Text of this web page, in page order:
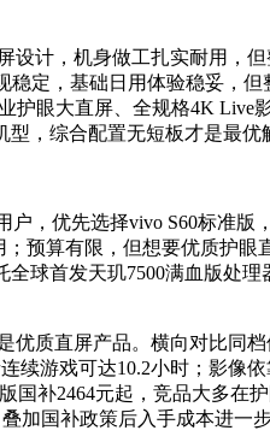
设计，机身做工扎实耐用，
稳定，基础日用体验稳妥，但
眼大直屏、全规格4K Live影
，综合配置无短板才是最优
，优先选择vivo S60标准版
预算有限，但想要优质护眼
球首发天玑7500满血版处理
优质直屏产品。横向对比同
续游戏可达10.2小时；影像
补2464元起，竞品大多在护
加国补政策后入手成本进一步